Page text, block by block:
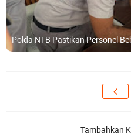
Polda NTB Pastikan Personel
Tambahkan